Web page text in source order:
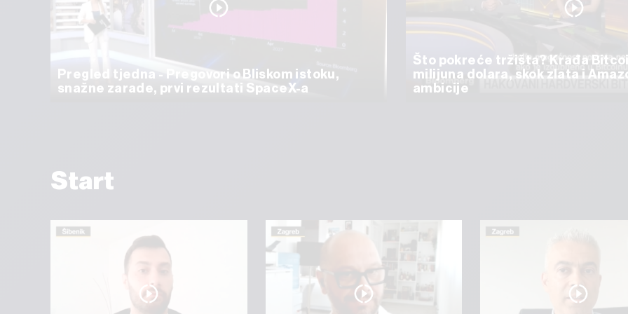
Pregled tjedna - Pregovori o Bliskom istoku,
snažne zarade, prvi rezultati SpaceX-a
Što pokreće tržišta? Krađa
milijuna dolara, skok zlata i
ambicije
Start